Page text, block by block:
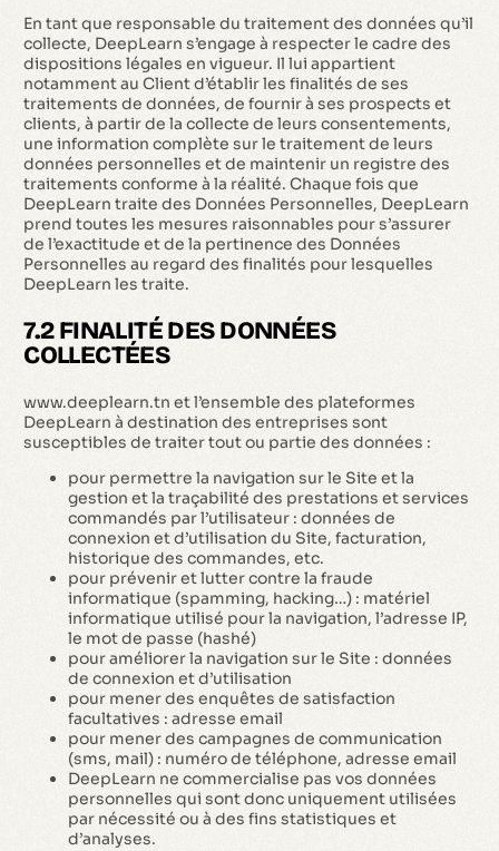
En tant que responsable du traitement des données qu’il
collecte, DeepLearn s’engage à respecter le cadre des
dispositions légales en vigueur. Il lui appartient
notamment au Client d’établir les finalités de ses
traitements de données, de fournir à ses prospects et
clients, à partir de la collecte de leurs consentements,
une information complète sur le traitement de leurs
données personnelles et de maintenir un registre des
traitements conforme à la réalité. Chaque fois que
DeepLearn traite des Données Personnelles, DeepLearn
prend toutes les mesures raisonnables pour s’assurer
de l’exactitude et de la pertinence des Données
Personnelles au regard des finalités pour lesquelles
DeepLearn les traite.
7.2 FINALITÉ DES DONNÉES
COLLECTÉES
www.deeplearn.tn et l’ensemble des plateformes
DeepLearn à destination des entreprises sont
susceptibles de traiter tout ou partie des données :
pour permettre la navigation sur le Site et la
gestion et la traçabilité des prestations et services
commandés par l’utilisateur : données de
connexion et d’utilisation du Site, facturation,
historique des commandes, etc.
pour prévenir et lutter contre la fraude
informatique (spamming, hacking…) : matériel
informatique utilisé pour la navigation, l’adresse IP,
le mot de passe (hashé)
pour améliorer la navigation sur le Site : données
de connexion et d’utilisation
pour mener des enquêtes de satisfaction
facultatives : adresse email
pour mener des campagnes de communication
(sms, mail) : numéro de téléphone, adresse email
DeepLearn ne commercialise pas vos données
personnelles qui sont donc uniquement utilisées
par nécessité ou à des fins statistiques et
d’analyses.